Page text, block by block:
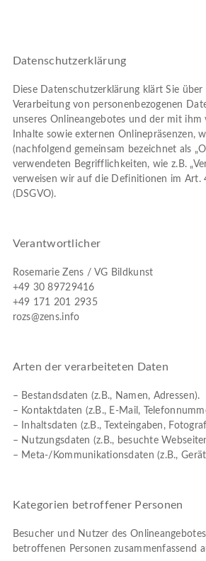
Datenschutzerklärung
Diese Datenschutzerklärung klärt Sie
Verarbeitung von personenbezogenen
unseres Onlineangebotes und der mit
Inhalte sowie externen Onlinepräsenzen,
(nachfolgend gemeinsam bezeichnet als
verwendeten Begrifflichkeiten, wie z.B.
verweisen wir auf die Definitionen im Art.
(DSGVO).
Verantwortlicher
Rosemarie Zens / VG Bildkunst
+49 30 89729416
+49 171 201 2935
rozs@zens.info
Arten der verarbeiteten Daten
– Bestandsdaten (z.B., Namen, Adressen).
– Kontaktdaten (z.B., E-Mail,
– Inhaltsdaten (z.B., Texteingaben,
– Nutzungsdaten (z.B., besuchte
– Meta-/Kommunikationsdaten (z.B.,
Kategorien betroffener Personen
Besucher und Nutzer des
betroffenen Personen zusammenfassend